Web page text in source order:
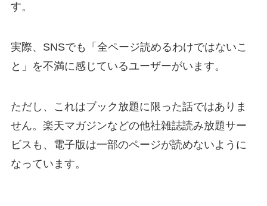
す。
実際、SNSでも「全ページ読めるわけではないこ
と」を不満に感じているユーザーがいます。
ただし、これはブック放題に限った話ではありま
せん。楽天マガジンなどの他社雑誌読み放題サー
ビスも、電子版は一部のページが読めないように
なっています。